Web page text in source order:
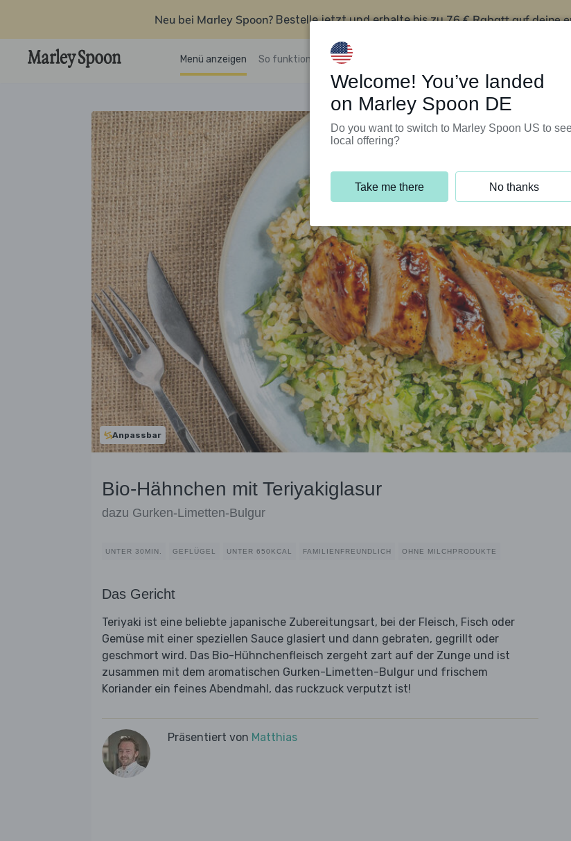
Neu bei Marley Spoon? Bestelle jetzt und erhalte bis zu76 € Rabatt auf deine
Menü anzeigen So funktioniert’s Kundenservice
Anpassbar
Bio-Hähnchen mit Teriyakiglasur
dazu Gurken-Limetten-Bulgur
UNTER 30MIN. GEFLÜGEL UNTER 650KCAL FAMILIENFREUNDLICH OHNE MILCHPRODUKTE
Das Gericht
Teriyaki ist eine beliebte japanische Zubereitungsart, bei der Fleisch, Fisch oder
Gemüse mit einer speziellen Sauce glasiert und dann gebraten, gegrillt oder
geschmort wird. Das Bio-Hühnchenfleisch zergeht zart auf der Zunge und ist
zusammen mit dem aromatischen Gurken-Limetten-Bulgur und frischem
Koriander ein feines Abendmahl, das ruckzuck verputzt ist!
Präsentiert von Matthias
Welcome! You’ve landed
on Marley Spoon DE
Do you want to switch to Marley Spoon US to
local offering?
Take me there No thanks